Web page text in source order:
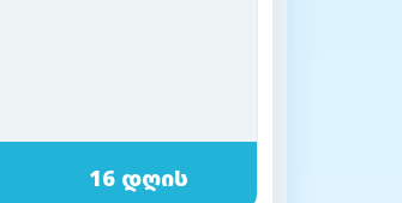
16 დღის